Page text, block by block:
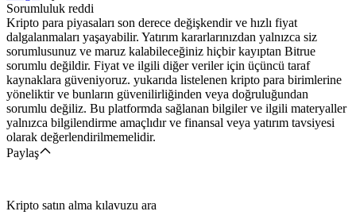
Sorumluluk reddi
Kripto para piyasaları son derece değişkendir ve hızlı fiyat
dalgalanmaları yaşayabilir. Yatırım kararlarınızdan yalnızca siz
sorumlusunuz ve maruz kalabileceğiniz hiçbir kayıptan Bitrue
sorumlu değildir. Fiyat ve ilgili diğer veriler için üçüncü taraf
kaynaklara güveniyoruz. yukarıda listelenen kripto para birimlerine
yöneliktir ve bunların güvenilirliğinden veya doğruluğundan
sorumlu değiliz. Bu platformda sağlanan bilgiler ve ilgili materyaller
yalnızca bilgilendirme amaçlıdır ve finansal veya yatırım tavsiyesi
olarak değerlendirilmemelidir.
Paylaş
Kripto satın alma kılavuzu ara